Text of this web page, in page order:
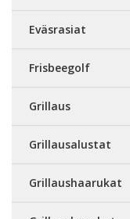
Eväsrasiat
Frisbeegolf
Grillaus
Grillausalustat
Grillaushaarukat